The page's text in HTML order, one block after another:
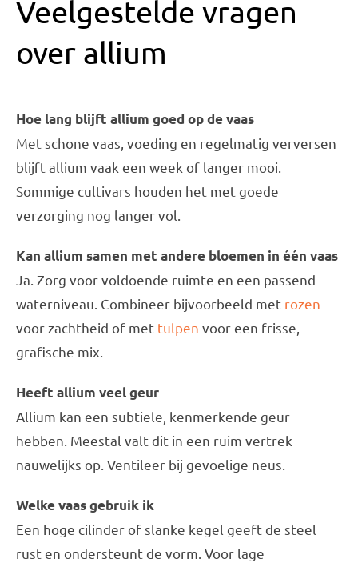
Veelgestelde vragen
over allium
Hoe lang blijft allium goed op de vaas
Met schone vaas, voeding en regelmatig verversen
blijft allium vaak een week of langer mooi.
Sommige cultivars houden het met goede
verzorging nog langer vol.
Kan allium samen met andere bloemen in één vaas
Ja. Zorg voor voldoende ruimte en een passend
waterniveau. Combineer bijvoorbeeld met rozen
voor zachtheid of met tulpen voor een frisse,
grafische mix.
Heeft allium veel geur
Allium kan een subtiele, kenmerkende geur
hebben. Meestal valt dit in een ruim vertrek
nauwelijks op. Ventileer bij gevoelige neus.
Welke vaas gebruik ik
Een hoge cilinder of slanke kegel geeft de steel
rust en ondersteunt de vorm. Voor lage